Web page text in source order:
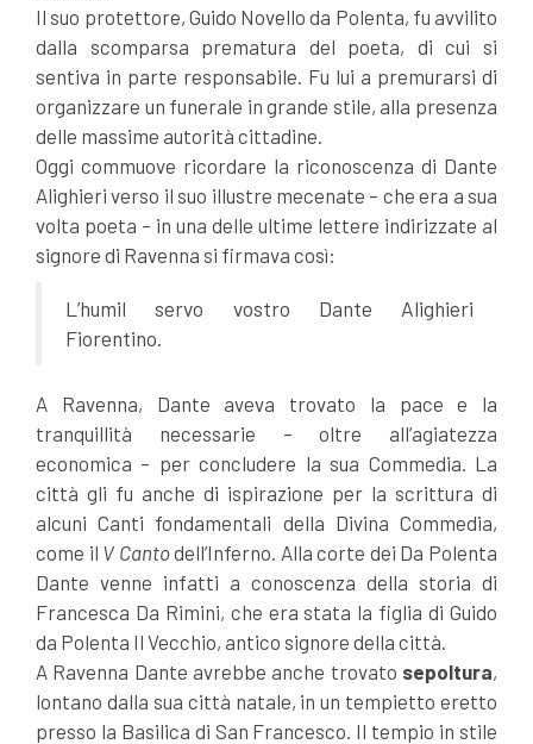
Il suo protettore, Guido Novello da Polenta, fu avvilito
dalla scomparsa prematura del poeta, di cui si
sentiva in parte responsabile. Fu lui a premurarsi di
organizzare un funerale in grande stile, alla presenza
delle massime autorità cittadine.
Oggi commuove ricordare la riconoscenza di Dante
Alighieri verso il suo illustre mecenate – che era a sua
volta poeta – in una delle ultime lettere indirizzate al
signore di Ravenna si firmava così:
L’humil servo vostro Dante Alighieri
Fiorentino.
A Ravenna, Dante aveva trovato la pace e la
tranquillità necessarie – oltre all’agiatezza
economica – per concludere la sua Commedia. La
città gli fu anche di ispirazione per la scrittura di
alcuni Canti fondamentali della Divina Commedia,
come il V Cantodell’Inferno. Alla corte dei Da Polenta
Dante venne infatti a conoscenza della storia di
Francesca Da Rimini, che era stata la figlia di Guido
da Polenta Il Vecchio, antico signore della città.
A Ravenna Dante avrebbe anche trovato sepoltura,
lontano dalla sua città natale, in un tempietto eretto
presso la Basilica di San Francesco. Il tempio in stile